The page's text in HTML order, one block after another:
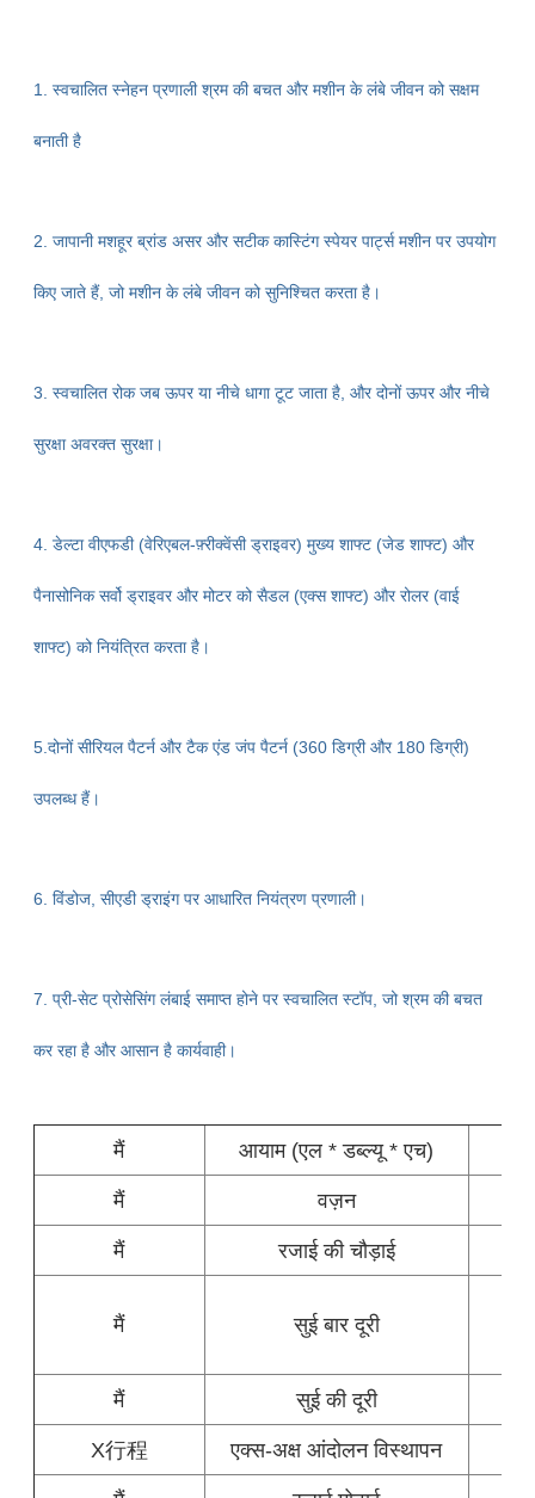
1. स्वचालित स्नेहन प्रणाली श्रम की बचत और मशीन के लंबे जीवन को सक्षम
बनाती है
2. जापानी मशहूर ब्रांड असर और सटीक कास्टिंग स्पेयर पार्ट्स मशीन पर उपयोग
किए जाते हैं, जोमशीन के लंबे जीवन को सुनिश्चित करता है।
3. स्वचालित रोक जब ऊपर या नीचे धागा टूट जाता है, और दोनों ऊपर और नीचे
सुरक्षा अवरक्त सुरक्षा।
4. डेल्टा वीएफडी (वेरिएबल-फ़्रीक्वेंसी ड्राइवर) मुख्य शाफ्ट (जेड शाफ्ट) और
पैनासोनिक सर्वो ड्राइवर और मोटर को सैडल (एक्स शाफ्ट) और रोलर (वाई
शाफ्ट) को नियंत्रित करता है।
5.दोनों सीरियल पैटर्न और टैक एंड जंप पैटर्न (360 डिग्री और 180 डिग्री)
उपलब्ध हैं।
6. विंडोज, सीएडी ड्राइंग पर आधारित नियंत्रण प्रणाली।
7. प्री-सेट प्रोसेसिंग लंबाई समाप्त होने पर स्वचालित स्टॉप, जो श्रम की बचत
कर रहा है और आसान है कार्यवाही।
मैं आयाम (एल * डब्ल्यू * एच)
मैं
वज़न
मैं
रजाई की चौड़ाई
मैं सुई बार दूरी
मैं
सुई की दूरी
X行程
एक्स-अक्ष आंदोलन विस्थापन